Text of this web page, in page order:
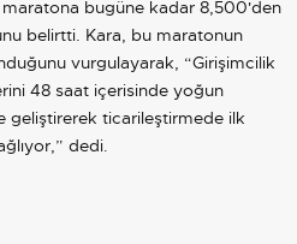
maratona bugüne kadar 8,500'den
belirtti. Kara, bu maratonun
vurgulayarak, “Girişimcilik
48 saat içerisinde yoğun
geliştirerek ticarileştirmede ilk
dedi.